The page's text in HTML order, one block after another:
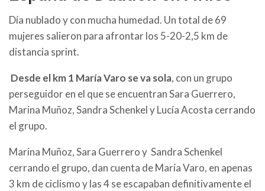
Día nublado y con mucha humedad. Un total de 69
mujeres salieron para afrontar los 5-20-2,5 km de
distancia sprint.
Desde el km 1 María Varo se va sola, con un grupo
perseguidor en el que se encuentran Sara Guerrero,
Marina Muñoz, Sandra Schenkel y Lucía Acosta cerrando
el grupo.
Marina Muñoz, Sara Guerrero y Sandra Schenkel
cerrando el grupo, dan cuenta de María Varo, en apenas
3 km de ciclismo y las 4 se escapaban definitivamente el